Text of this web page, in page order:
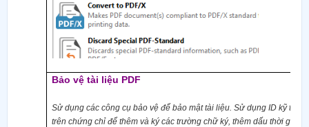
Bảo vệ tài liệu PDF
Sử dụng các công cụ bảo vệ để bảo mật tài liệu. Sử dụng ID kỹ
trên chứng chỉ để thêm và ký các trường chữ ký, thêm dấu thời gian